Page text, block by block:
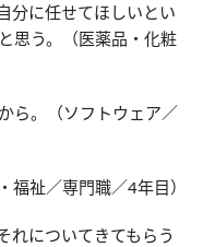
分に任せてほしいとい
思う。（医薬品・化粧
ら。（ソフトウェア／
福祉／専門職／4年目）
れについてきてもらう